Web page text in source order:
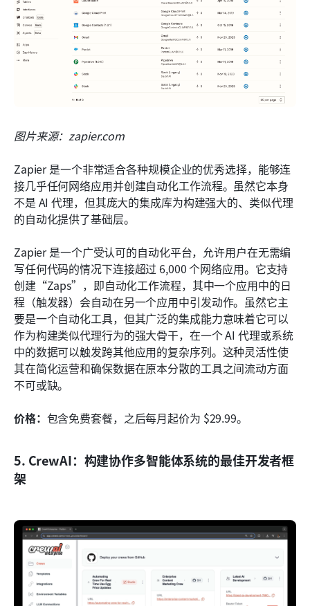
图片来源：zapier.com
Zapier 是一个非常适合各种规模企业的优秀选择，能够连
接几乎任何网络应用并创建自动化工作流程。虽然它本身
不是 AI 代理，但其庞大的集成库为构建强大的、类似代理
的自动化提供了基础层。
Zapier 是一个广受认可的自动化平台，允许用户在无需编
写任何代码的情况下连接超过 6,000 个网络应用。它支持
创建“Zaps”，即自动化工作流程，其中一个应用中的日
程（触发器）会自动在另一个应用中引发动作。虽然它主
要是一个自动化工具，但其广泛的集成能力意味着它可以
作为构建类似代理行为的强大骨干，在一个 AI 代理或系统
中的数据可以触发跨其他应用的复杂序列。这种灵活性使
其在简化运营和确保数据在原本分散的工具之间流动方面
不可或缺。
价格： 包含免费套餐，之后每月起价为 $29.99。
5. CrewAI：构建协作多智能体系统的最佳开发者框
架